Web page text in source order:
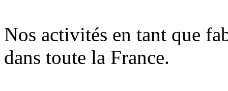
Nos activités en tant que
dans toute la France.